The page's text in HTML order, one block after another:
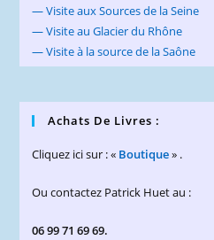
— Visite aux Sources de la Seine
— Visite au Glacier du Rhône
— Visite à la source de la Saône
Achats De Livres :
Cliquez ici sur : « Boutique» .
Ou contactez Patrick Huet au :
06 99 71 69 69.